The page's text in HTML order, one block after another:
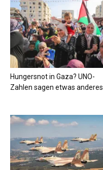
Hungersnot in Gaza? UNO-
Zahlen sagen etwas anderes